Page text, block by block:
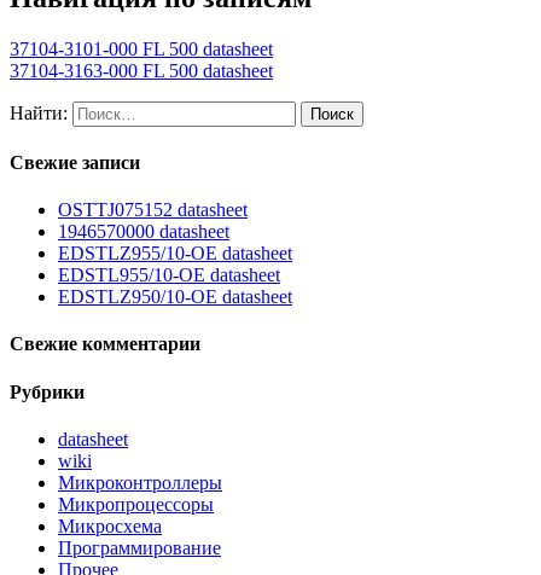
37104-3101-000 FL 500 datasheet
37104-3163-000 FL 500 datasheet
Найти:
Свежие записи
OSTTJ075152 datasheet
1946570000 datasheet
EDSTLZ955/10-OE datasheet
EDSTL955/10-OE datasheet
EDSTLZ950/10-OE datasheet
Свежие комментарии
Рубрики
datasheet
wiki
Микроконтроллеры
Микропроцессоры
Микросхема
Программирование
Прочее